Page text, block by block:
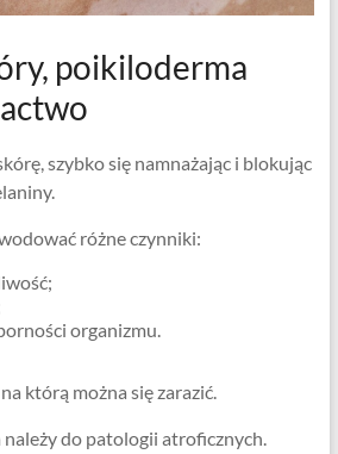
poikiloderma
szybko się namnażając i blokując
różne czynniki:
organizmu.
którą można się zarazić.
do patologii atroficznych.